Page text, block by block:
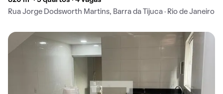
Rua Jorge Dodsworth Martins, Barra da Tijuca · Rio de Janeiro